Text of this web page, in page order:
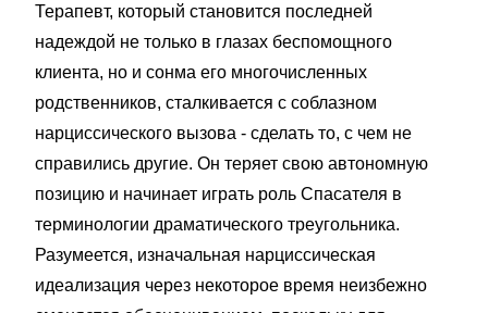
Терапевт, который становится последней
надеждой не только в глазах беспомощного
клиента, но и сонма его многочисленных
родственников, сталкивается с соблазном
нарциссического вызова - сделать то, с чем не
справились другие. Он теряет свою автономную
позицию и начинает играть роль Спасателя в
терминологии драматического треугольника.
Разумеется, изначальная нарциссическая
идеализация через некоторое время неизбежно